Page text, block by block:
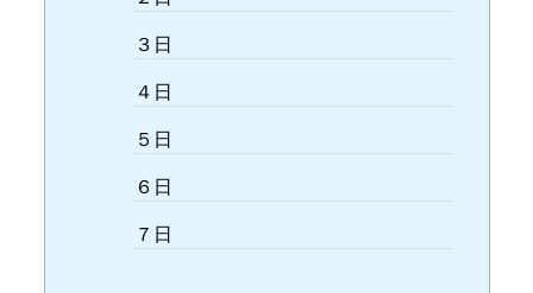
３日
４日
５日
６日
７日